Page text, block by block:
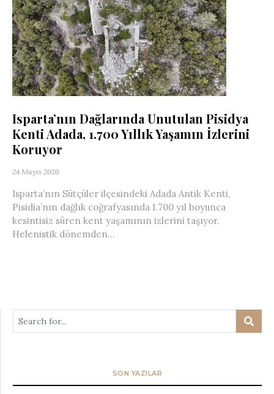
Isparta’nın Dağlarında Unutulan Pisidya
Kenti Adada, 1.700 Yıllık Yaşamın İzlerini
Koruyor
24 Mayıs 2026
Isparta’nın Sütçüler ilçesindeki Adada Antik Kenti,
Pisidia’nın dağlık coğrafyasında 1.700 yıl boyunca
kesintisiz süren kent yaşamının izlerini taşıyor.
Helenistik dönemden...
SON YAZILAR